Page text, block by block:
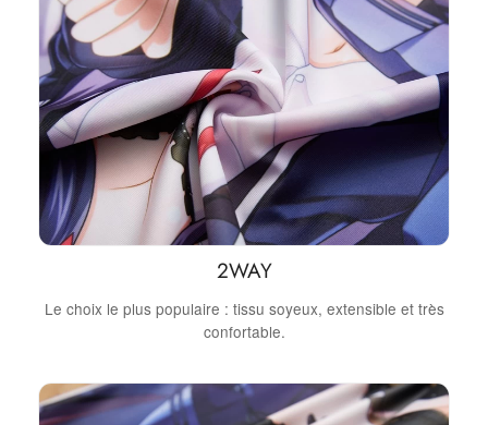
2WAY
Le choix le plus populaire : tissu soyeux, extensible et très
confortable.